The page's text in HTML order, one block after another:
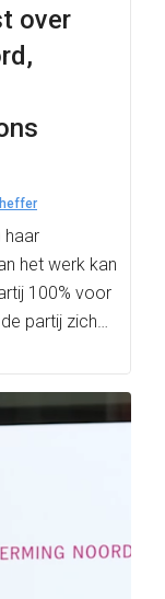
over
haar
het werk kan
100% voor
partij zich…